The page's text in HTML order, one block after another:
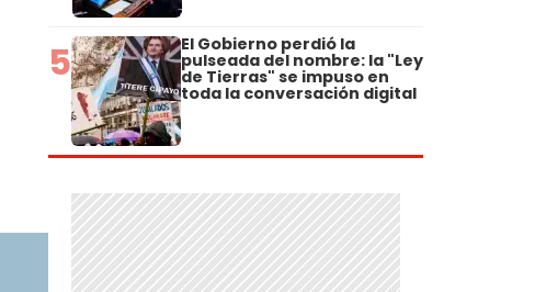
5 El Gobierno perdió la
pulseada del nombre: la "Ley
de Tierras" se impuso en
toda la conversación digital